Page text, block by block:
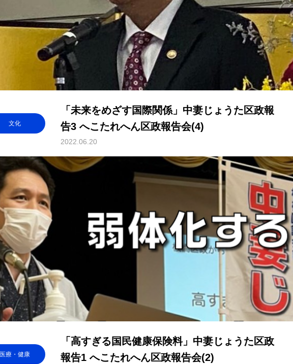
文化
「未来をめざす国際関係」中妻じょうた区政報
告3 へこたれへん区政報告会(4)
2022.06.20
医療・健康
「高すぎる国民健康保険料」中妻じょうた区政
報告1 へこたれへん区政報告会(2)